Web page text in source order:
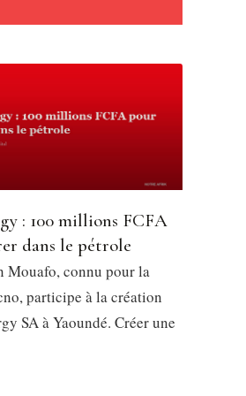
: 100 millions FCFA
dans le pétrole
Mouafo, connu pour la
participe à la création
SA à Yaoundé. Créer une